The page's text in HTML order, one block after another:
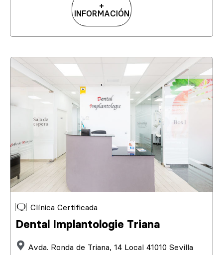
+
INFORMACIÓN
Clínica Certificada
Dental Implantologie Triana
Avda. Ronda de Triana, 14 Local 41010 Sevilla